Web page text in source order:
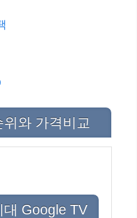
와 가격비교
Google TV